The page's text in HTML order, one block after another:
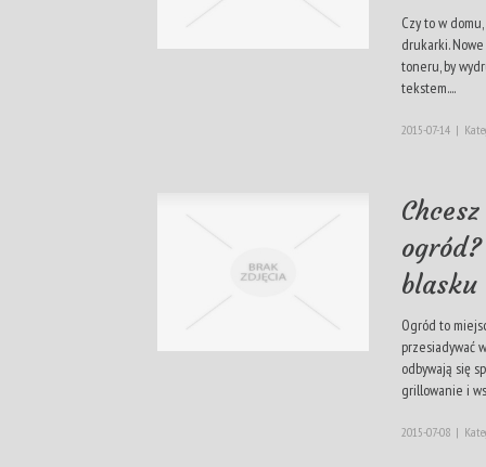
Czy to w
drukarki.
toneru, by
tekstem....
2015-07-14 |
blasku
Ogród to
przesiadywać
odbywają się
grillowanie i
2015-07-08 |